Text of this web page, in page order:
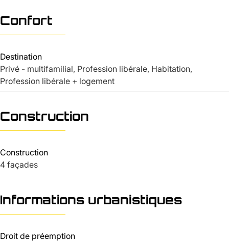
Confort
Destination
Privé - multifamilial, Profession libérale, Habitation,
Profession libérale + logement
Construction
Construction
4 façades
Informations urbanistiques
Droit de préemption